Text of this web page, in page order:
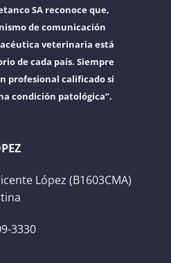
SA reconoce que,
de comunicación
veterinaria está
de cada país. Siempre
profesional calificado si
condición patológica”.
López (B1603CMA)
3330